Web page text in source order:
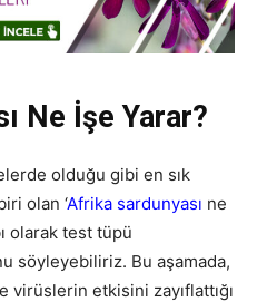
Ne İşe Yarar?
olduğu gibi en sık
olan ‘Afrika sardunyası ne
olarak test tüpü
söyleyebiliriz. Bu aşamada,
etkisini zayıflattığı